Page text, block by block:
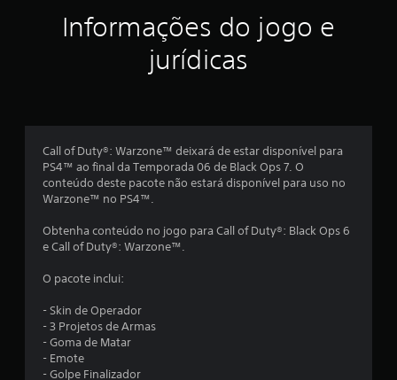
e
e
m
m
Informações do jogo e
jurídicas
Call of Duty®: Warzone™ deixará de estar disponível para
PS4™ ao final da Temporada 06 de Black Ops 7. O
conteúdo deste pacote não estará disponível para uso no
Warzone™ no PS4™.
Obtenha conteúdo no jogo para Call of Duty®: Black Ops 6
e Call of Duty®: Warzone™.
O pacote inclui:
- Skin de Operador
- 3 Projetos de Armas
- Goma de Matar
- Emote
- Golpe Finalizador